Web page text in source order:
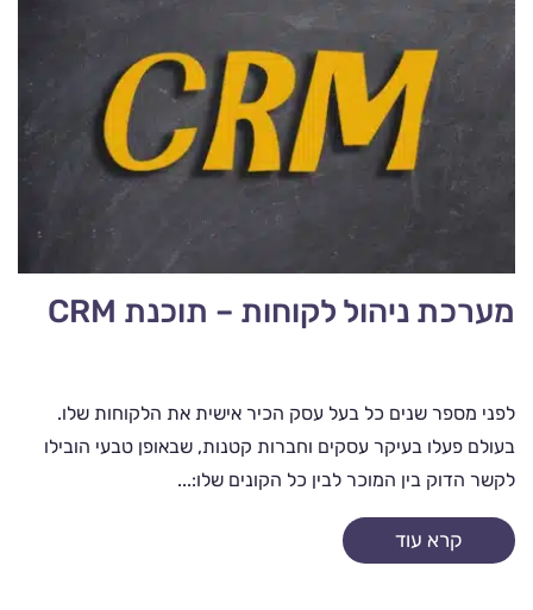
מערכת ניהול לקוחות – תוכנת CRM
לפני מספר שנים כל בעל עסק הכיר אישית את הלקוחות שלו.
בעולם פעלו בעיקר עסקים וחברות קטנות, שבאופן טבעי הובילו
לקשר הדוק בין המוכר לבין כל הקונים שלו:...
קרא עוד